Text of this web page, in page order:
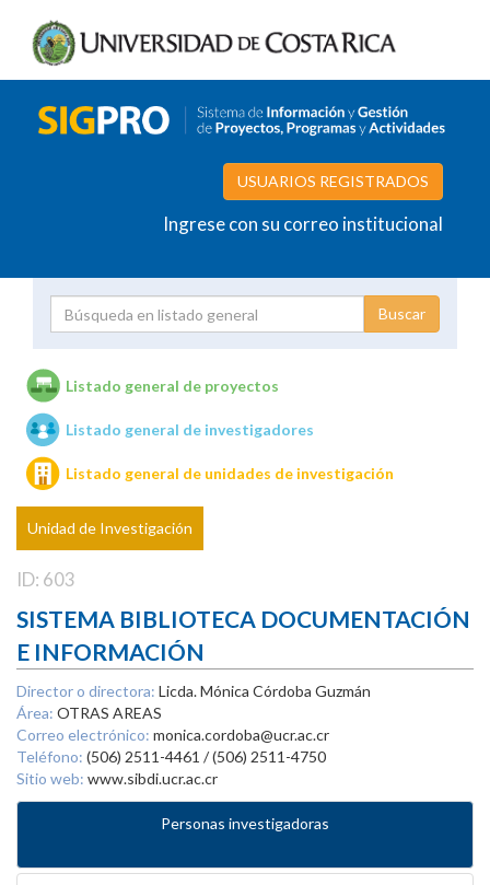
USUARIOS REGISTRADOS
Ingrese con su correo institucional
Unidades de investigación
Listado general de proyectos
Listado general de investigadores
Listado general de unidades de investigación
Unidad de Investigación
ID: 603
SISTEMA BIBLIOTECA DOCUMENTACIÓN
E INFORMACIÓN
Director o directora: Licda. Mónica Córdoba Guzmán
Área: OTRAS AREAS
Correo electrónico: monica.cordoba@ucr.ac.cr
Teléfono: (506) 2511-4461 / (506) 2511-4750
Sitio web: www.sibdi.ucr.ac.cr
Personas investigadoras